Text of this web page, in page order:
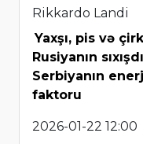
Rikkardo Landi
Yaxşı, pis və
Rusiyanın
Serbiyanın
faktoru
2026-01-22 12:00